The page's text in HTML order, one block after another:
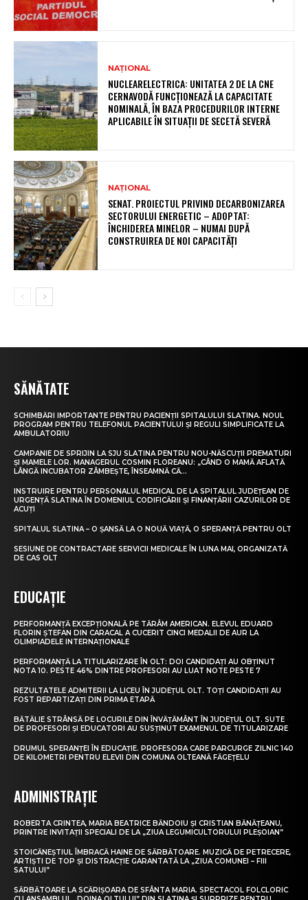
NAȚIONAL
NUCLEARELECTRICA: UNITATEA 2 DE LA CNE
CERNAVODĂ FUNCȚIONEAZĂ LA CAPACITATE
NOMINALĂ, ÎN BAZA PROCEDURILOR INTERNE
APLICABILE ÎN SITUAȚII DE SECETĂ SEVERĂ
NAȚIONAL
SENAT. PROIECTUL PRIVIND DECARBONIZAREA
SECTORULUI ENERGETIC – ADOPTAT:
ÎNCHIDEREA MINELOR – NUMAI DUPĂ
CONSTRUIREA DE NOI CAPACITĂȚI
SĂNĂTATE
SCHIMBĂRI IMPORTANTE PENTRU PACIENȚII SPITALULUI SLATINA. NOUL
PROGRAM PENTRU TELEFONUL PACIENTULUI ȘI REGULI SIMPLIFICATE LA
AMBULATORIU
CAMPANIE DE SPRIJIN LA SJU SLATINA PENTRU NOU-NĂSCUȚII PREMATURI
ȘI MAMELE LOR. MANAGERUL COSMIN FLOREANU: „CÂND O MAMĂ AFLATĂ
LÂNGĂ INCUBATOR ZÂMBEȘTE, ÎNSEAMNĂ CĂ...
INSTRUIRE PENTRU PERSONALUL MEDICAL DE LA SPITALUL JUDEȚEAN DE
URGENȚĂ SLATINA ÎN DOMENIUL CODIFICĂRII ȘI FINANȚĂRII CAZURILOR DE
ACUȚI
SPITALUL SLATINA – O ȘANSĂ LA O NOUĂ VIAȚĂ, O SPERANȚĂ PENTRU OLT
SESIUNE DE CONTRACTARE SERVICII MEDICALE ÎN LUNA MAI, ORGANIZATĂ
DE CAS OLT
EDUCAȚIE
PERFORMANȚĂ EXCEPȚIONALĂ PE TĂRÂM AMERICAN. ELEVUL EDUARD
FLORIN ȘTEFAN DIN CARACAL A CUCERIT CINCI MEDALII DE AUR LA
OLIMPIADELE INTERNAȚIONALE
PERFORMANȚĂ LA TITULARIZARE ÎN OLT: DOI CANDIDAȚI AU OBȚINUT
NOTA 10. PESTE 46% DINTRE PROFESORI AU LUAT NOTE PESTE 7
REZULTATELE ADMITERII LA LICEU ÎN JUDEȚUL OLT. TOȚI CANDIDAȚII AU
FOST REPARTIZAȚI DIN PRIMA ETAPĂ
BĂTĂLIE STRÂNSĂ PE LOCURILE DIN ÎNVĂȚĂMÂNT ÎN JUDEȚUL OLT. SUTE
DE PROFESORI ȘI EDUCATORI AU SUSȚINUT EXAMENUL DE TITULARIZARE
DRUMUL SPERANȚEI ÎN EDUCAȚIE. PROFESORA CARE PARCURGE ZILNIC 140
DE KILOMETRI PENTRU ELEVII DIN COMUNA OLTEANĂ FĂGEȚELU
ADMINISTRAȚIE
ROBERTA CRINTEA, MARIA BEATRICE BĂNDOIU ȘI CRISTIAN BĂNĂȚEANU,
PRINTRE INVITAȚII SPECIALI DE LA „ZIUA LEGUMICULTORULUI PLEȘOIAN”
STOICĂNEȘTIUL ÎMBRACĂ HAINE DE SĂRBĂTOARE. MUZICĂ DE PETRECERE,
ARTIȘTI DE TOP ȘI DISTRACȚIE GARANTATĂ LA „ZIUA COMUNEI – FIII
SATULUI”
SĂRBĂTOARE LA SCĂRIȘOARA DE SFÂNTA MARIA. SPECTACOL FOLCLORIC